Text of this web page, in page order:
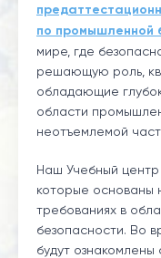
по промышленной
мире, где
решающую роль,
обладающие
области
неотъемлемой
Наш Учебный центр
которые основаны
требованиях в
безопасности. Во
будут